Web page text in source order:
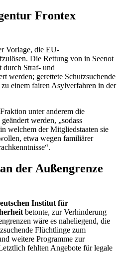
Frontex
Vorlage, die EU-
Die Rettung von in Seenot
durch Straf- und
werden; gerettete Schutzsuchende
einem fairen Asylverfahren in der
unter anderem die
werden, „sodass
welchem der Mitgliedstaaten sie
etwa wegen familiärer
der Außengrenze
Institut für
betonte, zur Verhinderung
wäre es naheliegend, die
Flüchtlinge zum
weitere Programme zur
fehlten Angebote für legale